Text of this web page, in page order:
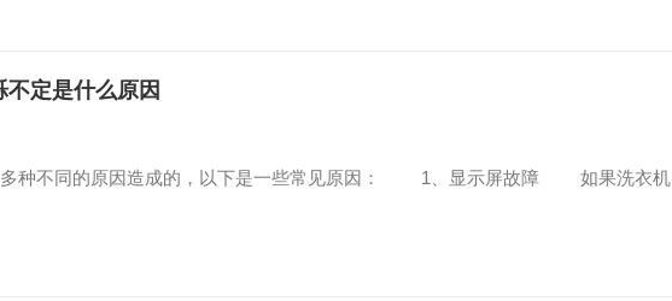
定是什么原因
种不同的原因造成的，以下是一些常见原因： 1、显示屏故障 如果洗衣机